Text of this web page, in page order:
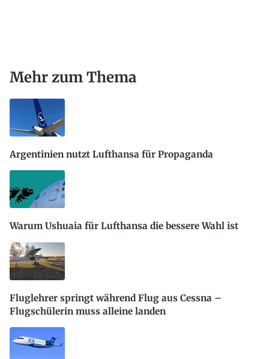
Mehr zum Thema
Argentinien nutzt Lufthansa für Propaganda
Warum Ushuaia für Lufthansa die bessere Wahl ist
Fluglehrer springt während Flug aus Cessna –
Flugschülerin muss alleine landen